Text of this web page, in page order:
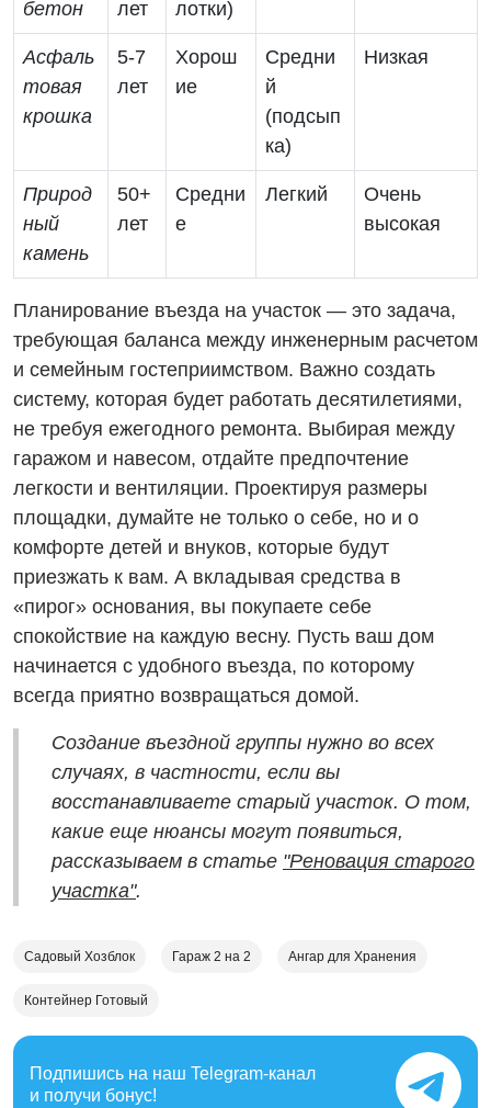
бетон
лет
лотки)
Асфаль
товая
крошка
5-7
лет
Хорош
ие
Средни
й
(подсып
ка)
Низкая
Природ
ный
камень
50+
лет
Средни
е
Легкий
Очень
высокая
Планирование въезда на участок — это задача,
требующая баланса между инженерным расчетом
и семейным гостеприимством. Важно создать
систему, которая будет работать десятилетиями,
не требуя ежегодного ремонта. Выбирая между
гаражом и навесом, отдайте предпочтение
легкости и вентиляции. Проектируя размеры
площадки, думайте не только о себе, но и о
комфорте детей и внуков, которые будут
приезжать к вам. А вкладывая средства в
«пирог» основания, вы покупаете себе
спокойствие на каждую весну. Пусть ваш дом
начинается с удобного въезда, по которому
всегда приятно возвращаться домой.
Создание въездной группы нужно во всех
случаях, в частности, если вы
восстанавливаете старый участок. О том,
какие еще нюансы могут появиться,
рассказываем в статье "Реновация старого
участка".
Садовый Хозблок Гараж 2 на 2 Ангар для Хранения
Контейнер Готовый
Подпишись на наш Telegram-канал
и получи бонус!